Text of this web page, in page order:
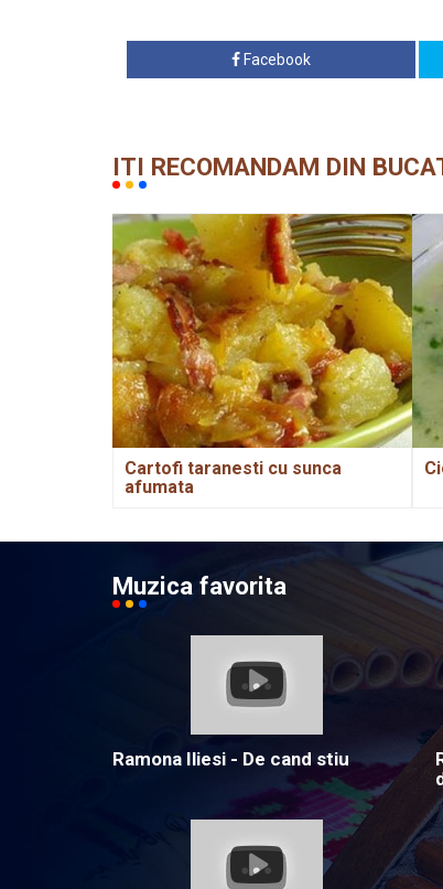
Facebook
ITI RECOMANDAM DIN
Cartofi taranesti cu sunca
afumata
Muzica favorita
Ramona Iliesi - De cand stiu